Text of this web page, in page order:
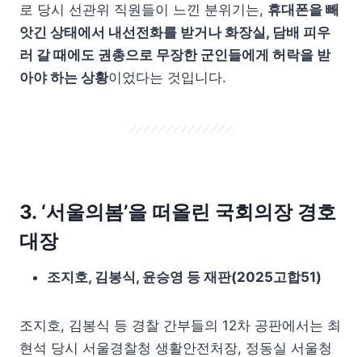
로 당시 선관위 직원들이 느낀 분위기는, 휴대폰을 빼
앗긴 상태에서 내선전화를 받거나 화장실, 담배 피우
러 갈 때에도 권총으로 무장한 군인들에게 허락을 받
아야 하는 상황이었다는 것입니다.
3. ‘서울의봄’을 떠올린 국회의장 경호
대장
조지호, 김봉식, 윤승영 등 재판(2025고합51)
조지호, 김봉식 등 경찰 간부들의 12차 공판에서는 최
현석 당시 서울경찰청 생활안전처장, 정동실 서울청